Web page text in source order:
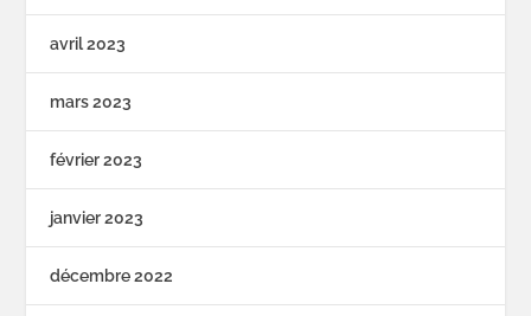
avril 2023
mars 2023
février 2023
janvier 2023
décembre 2022